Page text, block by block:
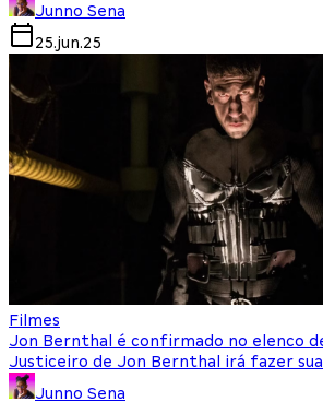
Junno Sena
25.jun.25
Filmes
Jon Bernthal é confirmado no elenco
Justiceiro de Jon Bernthal irá fazer
Junno Sena